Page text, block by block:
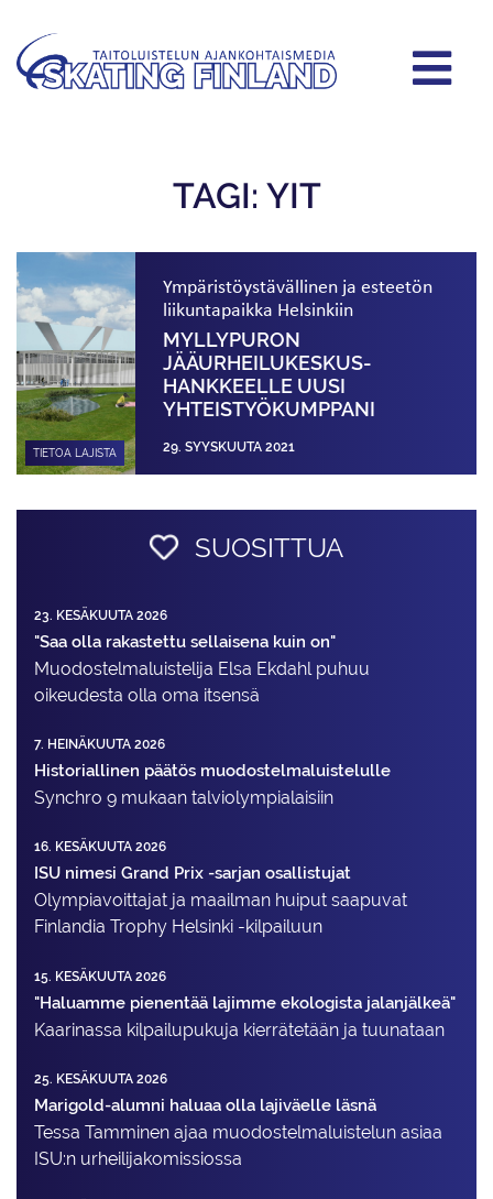
TAGI: YIT
TIETOA LAJISTA
Ympäristöystävällinen ja esteetön
liikuntapaikka Helsinkiin
MYLLYPURON
JÄÄURHEILUKESKUS­
HANKKEELLE UUSI
YHTEISTYÖKUMPPANI
29. SYYSKUUTA 2021
SUOSITTUA
23. KESÄKUUTA 2026
"Saa olla rakastettu sellaisena kuin on"
Muodostelma­luistelija Elsa Ekdahl puhuu
oikeudesta olla oma itsensä
7. HEINÄKUUTA 2026
Historiallinen päätös muodostelmaluistelulle
Synchro 9 mukaan talviolympialaisiin
16. KESÄKUUTA 2026
ISU nimesi Grand Prix -sarjan osallistujat
Olympiavoittajat ja maailman huiput saapuvat
Finlandia Trophy Helsinki -kilpailuun
15. KESÄKUUTA 2026
"Haluamme pienentää lajimme ekologista jalanjälkeä"
Kaarinassa kilpailupukuja kierrätetään ja tuunataan
25. KESÄKUUTA 2026
Marigold-alumni haluaa olla lajiväelle läsnä
Tessa Tamminen ajaa muodostelma­luistelun asiaa
ISU:n urheilija­komissiossa